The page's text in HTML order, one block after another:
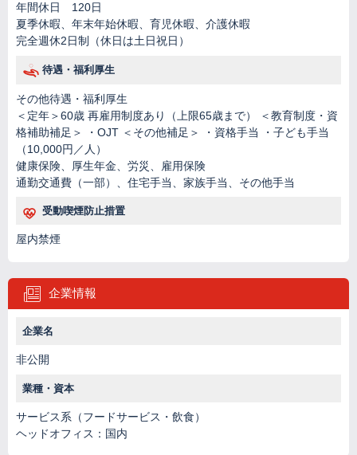
年間休日 120日
夏季休暇、年末年始休暇、育児休暇、介護休暇
完全週休2日制（休日は土日祝日）
待遇・福利厚生
その他待遇・福利厚生
＜定年＞60歳 再雇用制度あり（上限65歳まで） ＜教育制度・資
格補助補足＞ ・OJT ＜その他補足＞ ・資格手当 ・子ども手当
（10,000円／人）
健康保険、厚生年金、労災、雇用保険
通勤交通費（一部）、住宅手当、家族手当、その他手当
受動喫煙防止措置
屋内禁煙
企業情報
企業名
非公開
業種・資本
サービス系（フードサービス・飲食）
ヘッドオフィス：国内